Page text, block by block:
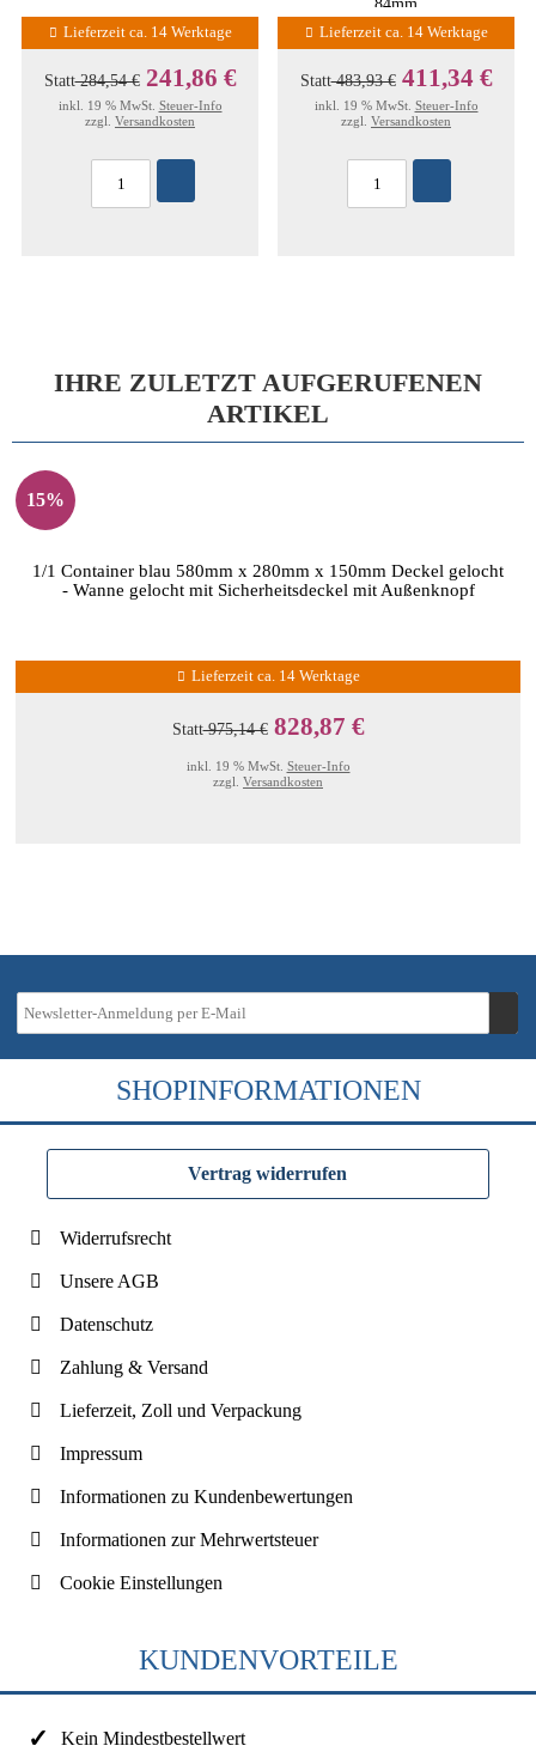
Lieferzeit ca. 14 Werktage
Statt284,54 € 241,86 €
inkl. 19 % MwSt. Steuer-Info
zzgl. Versandkosten
Lieferzeit ca. 14 Werktage
Statt483,93 € 411,34 €
inkl. 19 % MwSt. Steuer-Info
zzgl. Versandkosten
IHRE ZULETZT AUFGERUFENEN
ARTIKEL
15%
1/1 Container blau 580mm x 280mm x 150mm Deckel gelocht
- Wanne gelocht mit Sicherheitsdeckel mit Außenknopf
Lieferzeit ca. 14 Werktage
Statt975,14 € 828,87 €
inkl. 19 % MwSt. Steuer-Info
zzgl. Versandkosten
SHOPINFORMATIONEN
Vertrag widerrufen
Widerrufsrecht
Unsere AGB
Datenschutz
Zahlung & Versand
Lieferzeit, Zoll und Verpackung
Impressum
Informationen zu Kundenbewertungen
Informationen zur Mehrwertsteuer
Cookie Einstellungen
KUNDENVORTEILE
Kein Mindestbestellwert